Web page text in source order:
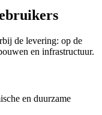
de levering: op de
en infrastructuur.
en duurzame